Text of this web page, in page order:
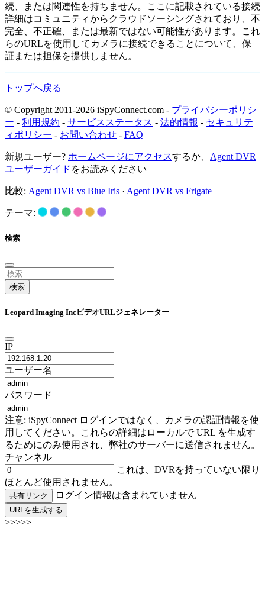
続、または関連性を持ちません。ここに記載されている接続
詳細はコミュニティからクラウドソーシングされており、不
完全、不正確、または最新ではない可能性があります。これ
らのURLを使用してカメラに接続できることについて、保
証または担保を提供しません。
トップへ戻る
© Copyright 2011-2026 iSpyConnect.com - プライバシーポリシ
ー - 利用規約 - サービスステータス - 法的情報 - セキュリテ
ィポリシー - お問い合わせ - FAQ
新規ユーザー? ホームページにアクセスするか、 Agent DVR
ユーザーガイド をお読みください
比較: Agent DVR vs Blue Iris · Agent DVR vs Frigate
テーマ:
検索
検索
Leopard Imaging IncビデオURLジェネレーター
IP
ユーザー名
パスワード
注意: iSpyConnect ログインではなく、カメラの認証情報を使
用してください。これらの詳細はローカルで URL を生成す
るためにのみ使用され、弊社のサーバーに送信されません。
チャンネル
これは、DVRを持っていない限り
ほとんど使用されません。
共有リンク ログイン情報は含まれていません
URLを生成する
>>>>>